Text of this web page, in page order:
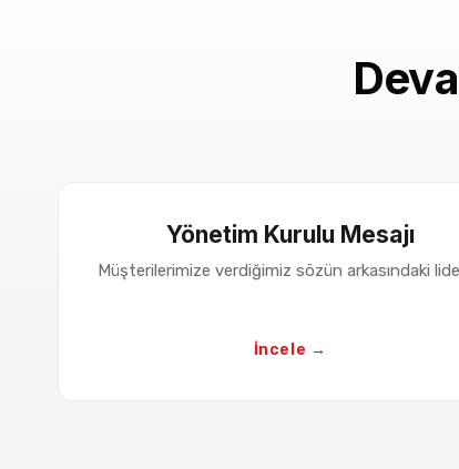
Yönetim Kurulu Mesajı
Müşterilerimize verdiğimiz sözün arkasındaki
İncele →